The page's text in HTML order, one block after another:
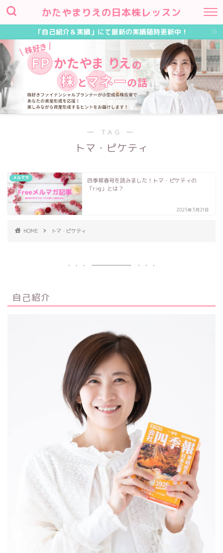
かたやまりえの日本株レッスン
「自己紹介＆実績」にて最新の実績随時更新中！
― TAG ―
トマ・ピケティ
メルマガ
四季報春号を読みました！トマ・ピケティの
「r>g」とは？
2025年3月21日
HOME トマ・ピケティ
自己紹介